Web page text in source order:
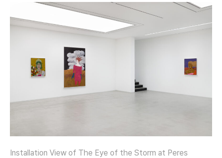
Installation View of The Eye of the Storm at Peres